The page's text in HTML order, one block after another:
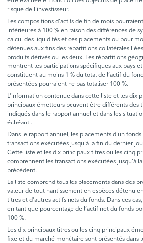
risque de l’investisseur.
Les compositions d’actifs de fin de mois
inférieures à 100 % en raison des différences de
calcul des liquidités et des placements ou pour
détenues aux fins des répartitions collatérales
produits dérivés ou les deux. Les répartitions
montrent les participations spécifiques aux pays
constituent au moins 1 % du total de l’actif du
présentées pourraient ne pas totaliser 100 %.
L’information contenue dans cette liste et les dix
principaux émetteurs peuvent être différents des
indiqués dans le rapport annuel et dans les
échéant :
Dans le rapport annuel, les placements d’un
transactions exécutées jusqu’à la fin du dernier
Cette liste et les dix principaux titres ou les cinq
comprennent les transactions exécutées jusqu’à
précédent.
La liste comprend tous les placements dans des
valeur de tout nantissement en espèces détenu
titres et d’autres actifs nets du fonds. Dans ces
en tant que pourcentage de l’actif net du fonds
100 %.
Les dix principaux titres ou les cinq principaux
fixe et du marché monétaire sont présentés dans